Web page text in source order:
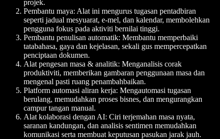
projek.
Pembantu maya: Alat ini mengurus tugasan pentadbiran
seperti jadual mesyuarat, e-mel, dan kalendar, membolehkan
pengguna fokus pada aktiviti bernilai tinggi.
Pembantu penulisan automatik: Membantu memperbaiki
tatabahasa, gaya dan kejelasan, sekali gus mempercepatkan
penciptaan dokumen.
Alat pengesan masa & analitik: Menganalisis corak
produktiviti, memberikan gambaran penggunaan masa dan
mengenal pasti ruang penambahbaikan.
Platform automasi aliran kerja: Mengautomasi tugasan
berulang, memudahkan proses bisnes, dan mengurangkan
campur tangan manual.
Alat kolaborasi dengan AI: Ciri terjemahan masa nyata,
saranan kandungan, dan analisis sentimen memudahkan
komunikasi serta membuat keputusan pasukan jarak jauh.